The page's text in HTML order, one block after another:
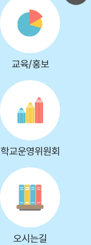
교육/홍보
학교운영위원회
오시는길